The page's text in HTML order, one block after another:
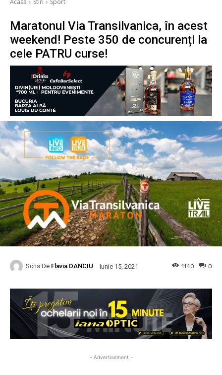
Acasă Stiri Sport
Maratonul Via Transilvanica, în acest
weekend! Peste 350 de concurenți la
cele PATRU curse!
Scris De Flavia DANCIU Iunie 15, 2021 0
1140
- Advertisement -